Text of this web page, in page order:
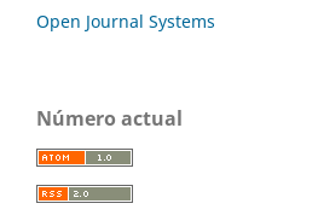
Open Journal Systems
Número actual